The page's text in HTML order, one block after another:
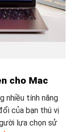
cho Mac
nhiều tính năng
của bạn thú vị
lựa chọn sử